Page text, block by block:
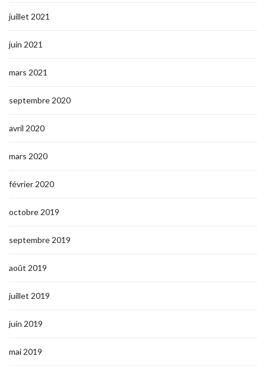
juillet 2021
juin 2021
mars 2021
septembre 2020
avril 2020
mars 2020
février 2020
octobre 2019
septembre 2019
août 2019
juillet 2019
juin 2019
mai 2019